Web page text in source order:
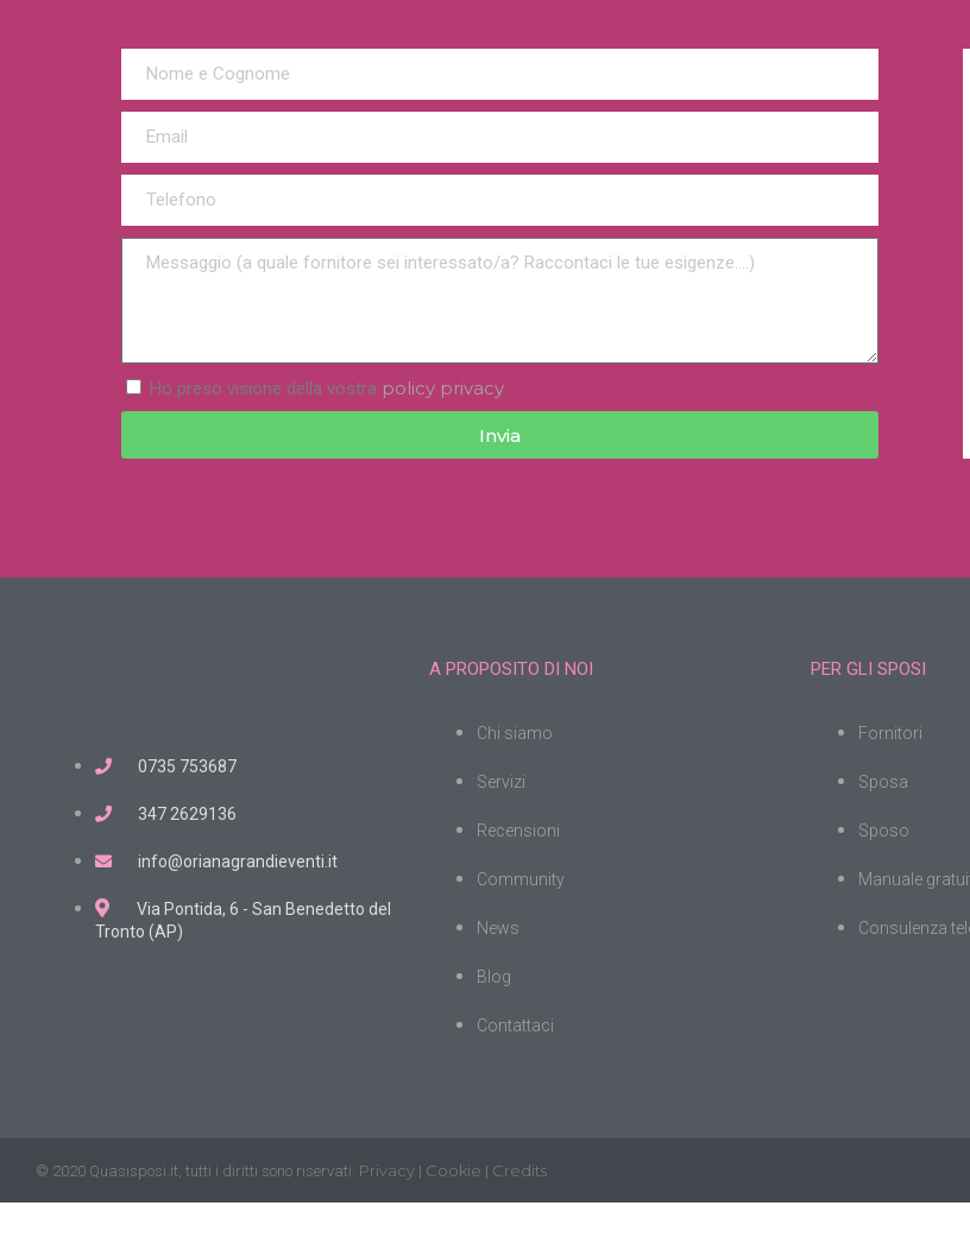
Ho preso visione della vostra policy privacy
Invia
0735 753687
347 2629136
info@orianagrandieventi.it
Via Pontida, 6 - San Benedetto del
Tronto (AP)
A PROPOSITO DI NOI
Chi siamo
Servizi
Recensioni
Community
News
Blog
Contattaci
PER GLI SPOSI
Fornitori
Sposa
Sposo
Manuale
Consulenza
© 2020 Quasisposi.it, tutti i diritti sono riservati. Privacy | Cookie | Credits